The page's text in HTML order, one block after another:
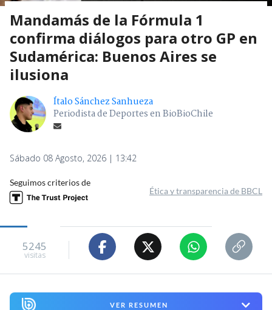
Mandamás de la Fórmula 1
confirma diálogos para otro GP en
Sudamérica: Buenos Aires se
ilusiona
Ítalo Sánchez Sanhueza
Periodista de Deportes en BioBioChile
Sábado 08 Agosto, 2026 | 13:42
Seguimos criterios de
Ética y transparencia de BBCL
5245
visitas
VER RESUMEN